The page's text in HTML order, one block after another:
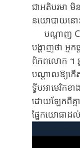
ជាអតិបរមា មិ
នយោបាយនោ
បណ្តាញ
បង្ហាញថា អ្
ពិភព​លោ​ក ។
បណ្តាល​ឱ្យ​កើ
ទ្វីប​​អាមេរិក​
ដោយ​ឡែក​ពីគ្ន
ផ្នែក​យោធា​ដ